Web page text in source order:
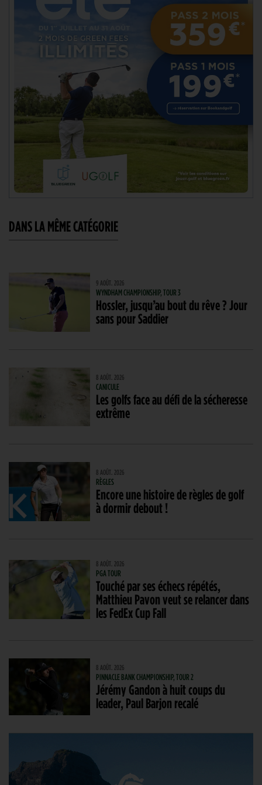
DANS LA MÊME CATÉGORIE
9 AOÛT. 2026
WYNDHAM CHAMPIONSHIP, TOUR 3
Hossler, jusqu’au bout du rêve ? Jour
sans pour Saddier
8 AOÛT. 2026
CANICULE
Les golfs face au défi de la sécheresse
extrême
8 AOÛT. 2026
RÈGLES
Encore une histoire de règles de golf
à dormir debout !
8 AOÛT. 2026
PGA TOUR
Touché par ses échecs répétés,
Matthieu Pavon veut se relancer dans
les FedEx Cup Fall
8 AOÛT. 2026
PINNACLE BANK CHAMPIONSHIP, TOUR 2
Jérémy Gandon à huit coups du
leader, Paul Barjon recalé